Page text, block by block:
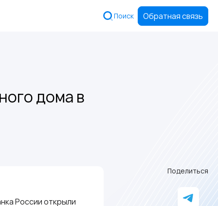
Поиск Обратная связь
дома в
России открыли
Поделиться